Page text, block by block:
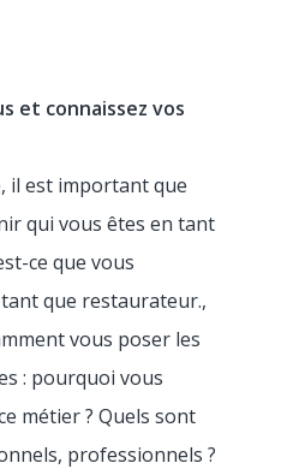
et connaissez vos
il est important que
qui vous êtes en tant
ce que vous
que restaurateur.,
vous poser les
: pourquoi vous
métier ? Quels sont
professionnels ?